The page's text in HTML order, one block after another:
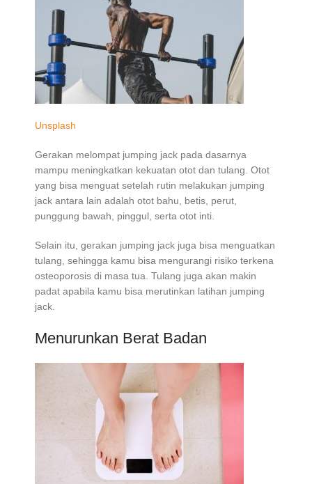
Unsplash
Gerakan melompat jumping jack pada dasarnya
mampu meningkatkan kekuatan otot dan tulang. Otot
yang bisa menguat setelah rutin melakukan jumping
jack antara lain adalah otot bahu, betis, perut,
punggung bawah, pinggul, serta otot inti.
Selain itu, gerakan jumping jack juga bisa menguatkan
tulang, sehingga kamu bisa mengurangi risiko terkena
osteoporosis di masa tua. Tulang juga akan makin
padat apabila kamu bisa merutinkan latihan jumping
jack.
Menurunkan Berat Badan